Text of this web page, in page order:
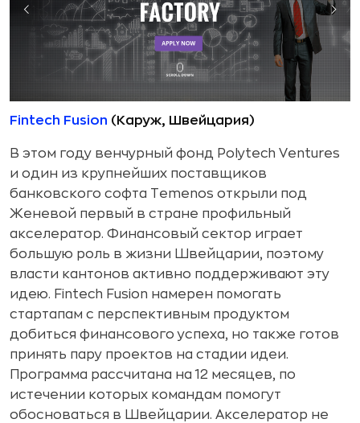
Fintech Fusion (Каруж, Швейцария)
В этом году венчурный фонд Polytech Ventures
и один из крупнейших поставщиков
банковского софта Temenos открыли под
Женевой первый в стране профильный
акселератор. Финансовый сектор играет
большую роль в жизни Швейцарии, поэтому
власти кантонов активно поддерживают эту
идею. Fintech Fusion намерен помогать
стартапам с перспективным продуктом
добиться финансового успеха, но также готов
принять пару проектов на стадии идеи.
Программа рассчитана на 12 месяцев, по
истечении которых командам помогут
обосноваться в Швейцарии. Акселератор не